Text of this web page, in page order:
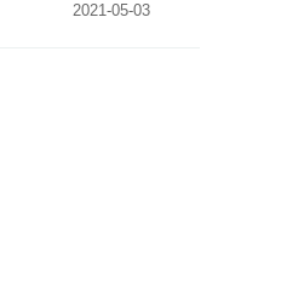
2021-05-03